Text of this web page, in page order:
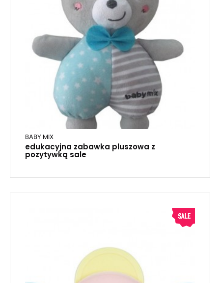
BABY MIX
edukacyjna zabawka pluszowa z
pozytywką sale